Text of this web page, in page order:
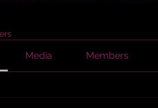
Media Members